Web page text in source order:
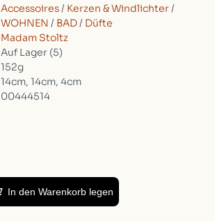
Accessoires/ Kerzen & Windlichter/
WOHNEN / BAD/ Düfte
Madam Stoltz
Auf Lager (5)
152g
14cm, 14cm, 4cm
00444514
In den Warenkorb legen